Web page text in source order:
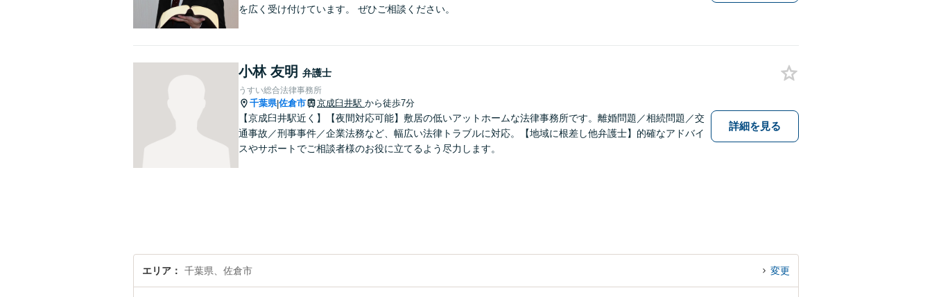
を広く受け付けています。 ぜひご相談ください。
小林 友明 弁護士
うすい総合法律事務所
千葉県|佐倉市 京成臼井駅 から徒歩7分
【京成臼井駅近く】【夜間対応可能】敷居の低いアットホームな法律事務所です。離婚問題／相続問題／交
通事故／刑事事件／企業法務など、幅広い法律トラブルに対応。【地域に根差し他弁護士】的確なアドバイ
スやサポートでご相談者様のお役に立てるよう尽力します。
詳細を見る
エリア 千葉県、佐倉市 変更